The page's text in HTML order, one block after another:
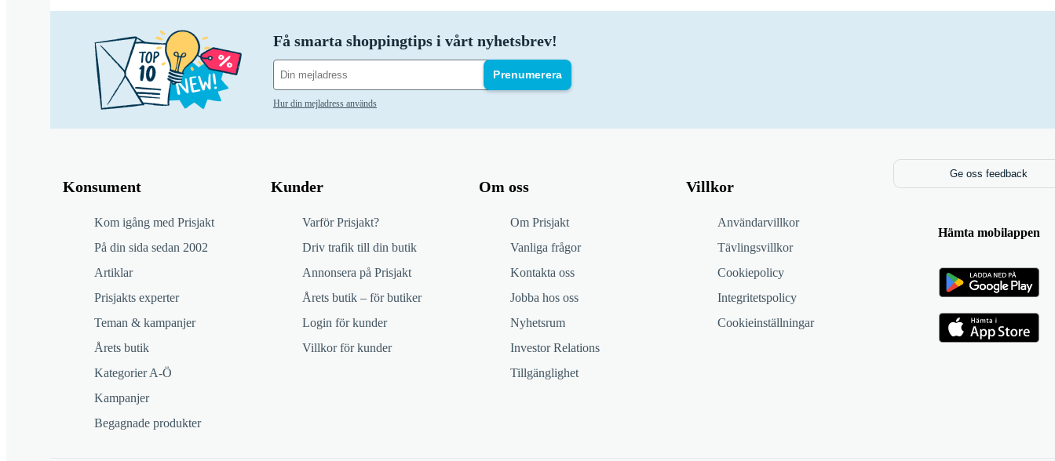
Få smarta shoppingtips i vårt nyhetsbrev!
Prenumerera
Hur din mejladress används
Konsument
Kom igång med Prisjakt
På din sida sedan 2002
Artiklar
Prisjakts experter
Teman & kampanjer
Årets butik
Kategorier A-Ö
Kampanjer
Begagnade produkter
Kunder
Varför Prisjakt?
Driv trafik till din butik
Annonsera på Prisjakt
Årets butik – för butiker
Login för kunder
Villkor för kunder
Om oss
Om Prisjakt
Vanliga frågor
Kontakta oss
Jobba hos oss
Nyhetsrum
Investor Relations
Tillgänglighet
Villkor
Användarvillkor
Tävlingsvillkor
Cookiepolicy
Integritetspolicy
Cookieinställningar
Ge oss feedback
Hämta mobilappen